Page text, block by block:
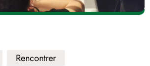
Rencontrer